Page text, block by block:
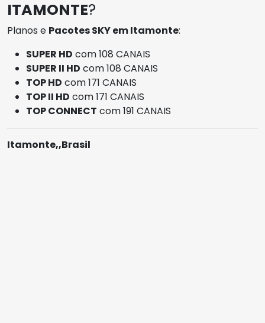
ITAMONTE?
Planos e Pacotes SKY em Itamonte:
SUPER HD com 108 CANAIS
SUPER II HD com 108 CANAIS
TOP HD com 171 CANAIS
TOP II HD com 171 CANAIS
TOP CONNECT com 191 CANAIS
Itamonte,,Brasil